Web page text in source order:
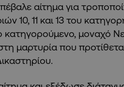
αίτημα για
10, 11 και 13 του
μοναχό
μαρτυρία που